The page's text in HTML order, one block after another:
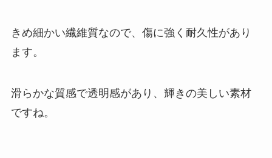
きめ細かい繊維質なので、傷に強く耐久性があり
ます。
滑らかな質感で透明感があり、輝きの美しい素材
ですね。